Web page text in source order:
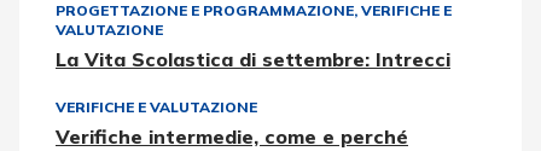
PROGETTAZIONE E PROGRAMMAZIONE, VERIFICHE E
VALUTAZIONE
La Vita Scolastica di settembre: Intrecci
VERIFICHE E VALUTAZIONE
Verifiche intermedie, come e perché